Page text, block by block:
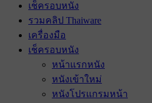
เช็ครอบหนัง
รวมคลิป Thaiware
เครื่องมือ
เช็ครอบหนัง
หน้าแรกหนัง
หนังเข้าใหม่
หนังโปรแกรมหน้า